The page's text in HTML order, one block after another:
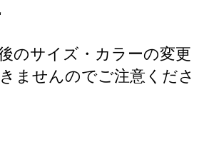
のサイズ・カラーの変更
ませんのでご注意くださ